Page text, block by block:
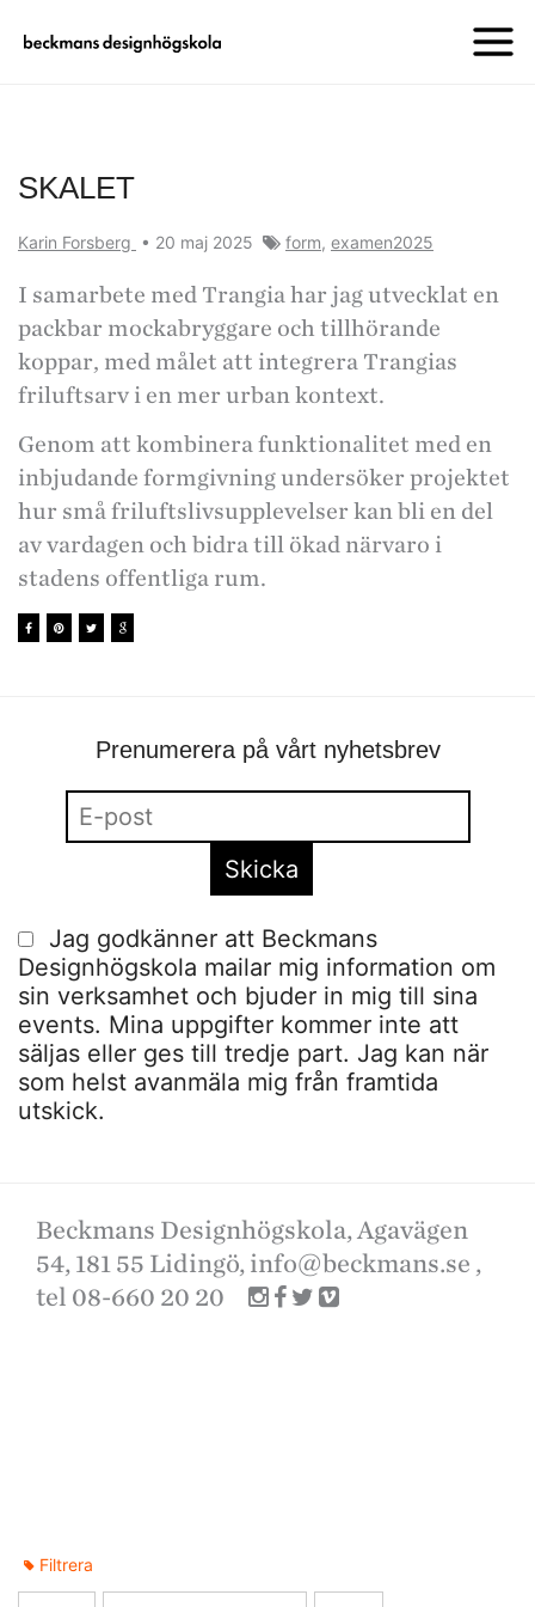
SKALET
Karin Forsberg • 20 maj 2025 form, examen2025
I samarbete med Trangia har jag utvecklat en
packbar mockabryggare och tillhörande
koppar, med målet att integrera Trangias
friluftsarv i en mer urban kontext.
Genom att kombinera funktionalitet med en
inbjudande formgivning undersöker projektet
hur små friluftslivsupplevelser kan bli en del
av vardagen och bidra till ökad närvaro i
stadens offentliga rum.
Prenumerera på vårt nyhetsbrev
Jag godkänner att Beckmans
Designhögskola mailar mig information om
sin verksamhet och bjuder in mig till sina
events. Mina uppgifter kommer inte att
säljas eller ges till tredje part. Jag kan när
som helst avanmäla mig från framtida
utskick.
Beckmans Designhögskola, Agavägen
54, 181 55 Lidingö, info@beckmans.se ,
tel 08-660 20 20
Filtrera